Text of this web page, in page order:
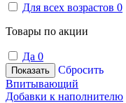
Для всех возрастов 0
Товары по акции
Да 0
Показать
Сбросить
Впитывающий
Добавки к наполнителю